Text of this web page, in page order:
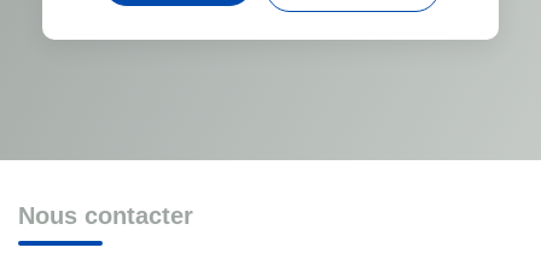
Nous contacter